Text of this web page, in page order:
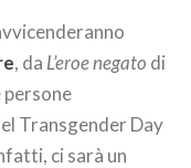
, da L’eroe negato di
persone
Transgender Day
ci sarà un